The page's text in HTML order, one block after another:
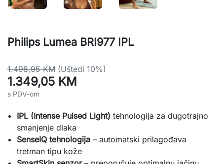
Philips Lumea BRI977 IPL
1.498,95 KM (Uštedi 10%)
1.349,05 KM
s PDV-om
IPL (Intense Pulsed Light) tehnologija za dugotrajno
smanjenje dlaka
SenseIQ tehnologija – automatski prilagođava
tretman tipu kože